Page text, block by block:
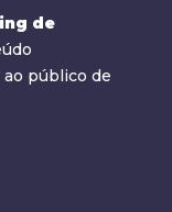
de
público de